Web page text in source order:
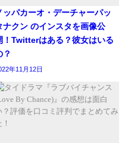
オカンチャナ
？
ーオカンチャナー は歌が
します。
ッパカーオ・デーチャーパッ
ナクン のインスタを画像公
！Twitterはある？彼女はいる
？
年11月12日